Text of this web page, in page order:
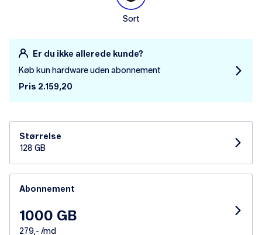
Sort
Er du ikke allerede kunde?
Køb kun hardware uden abonnement
Pris 2.159,20
Størrelse
128 GB
Abonnement
1000 GB
279,- /md